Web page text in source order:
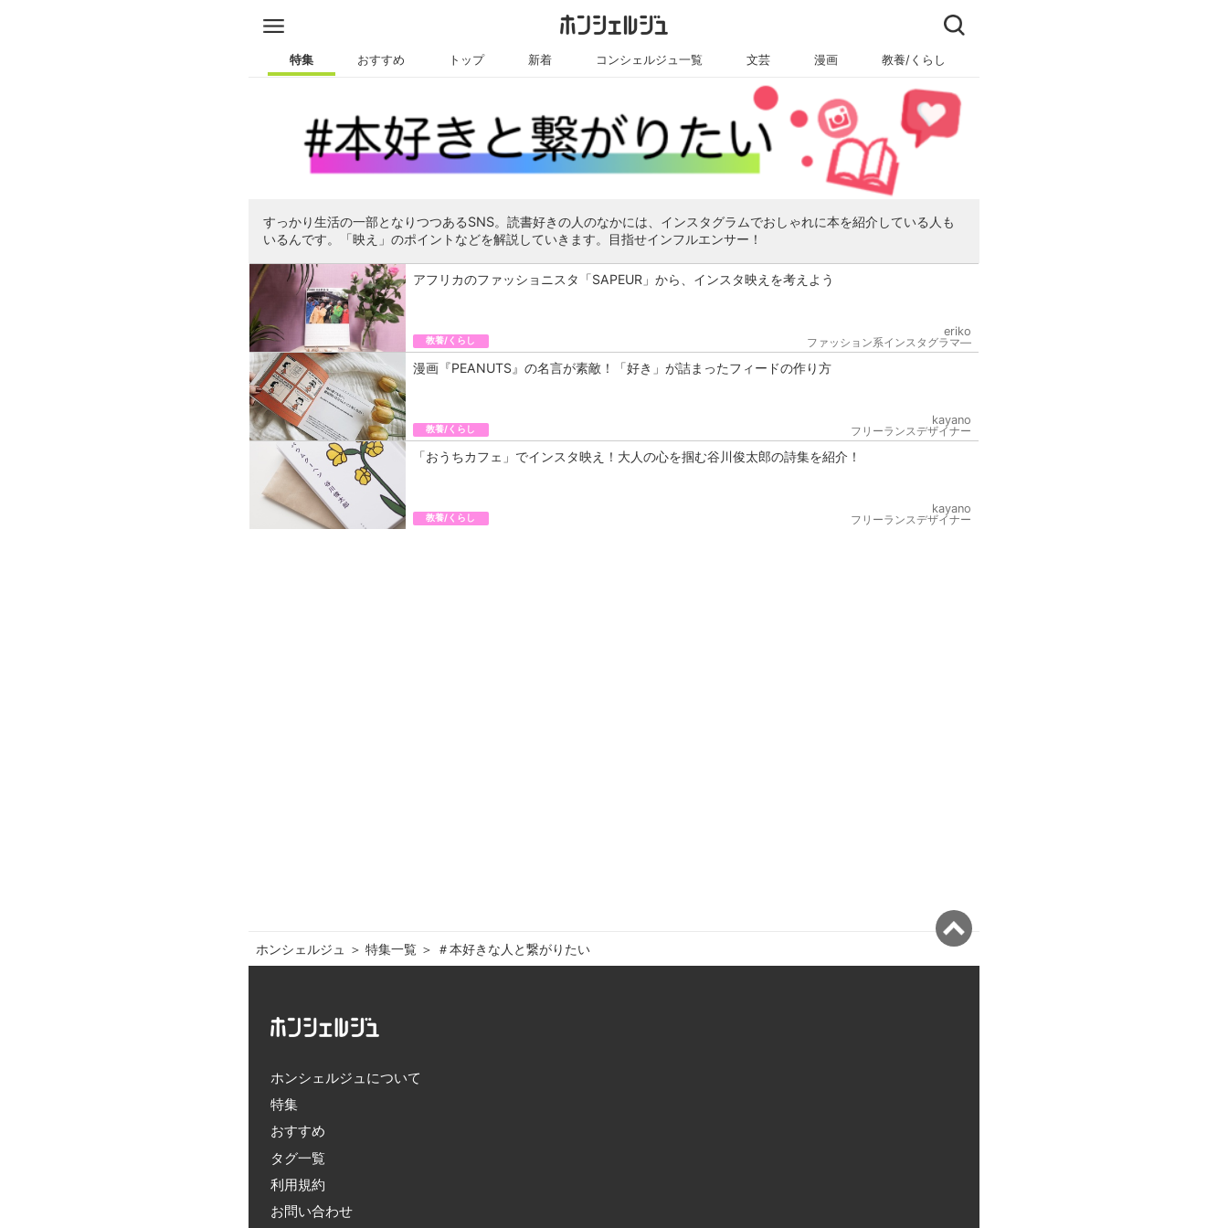
特集 おすすめ トップ 新着 コンシェルジュ一覧 文芸 漫画 教養/くらし
すっかり生活の一部となりつつあるSNS。読書好きの人のなかには、インスタグラムでおしゃれに本を紹介している人も
いるんです。「映え」のポイントなどを解説していきます。目指せインフルエンサー！
アフリカのファッショニスタ「SAPEUR」から、インスタ映えを考えよう
教養/くらし
eriko
ファッション系インスタグラマ―
漫画『PEANUTS』の名言が素敵！「好き」が詰まったフィードの作り方
教養/くらし
kayano
フリーランスデザイナー
「おうちカフェ」でインスタ映え！大人の心を掴む谷川俊太郎の詩集を紹介！
教養/くらし
kayano
フリーランスデザイナー
ホンシェルジュ ＞ 特集一覧 ＞ ＃本好きな人と繋がりたい
ホンシェルジュについて
特集
おすすめ
タグ一覧
利用規約
お問い合わせ